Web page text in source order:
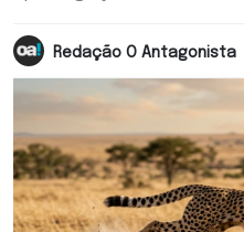
Redação O Antagonista